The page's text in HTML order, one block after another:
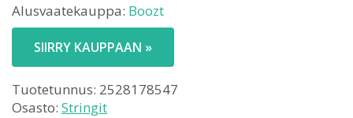
Alusvaatekauppa: Boozt
SIIRRY KAUPPAAN »
Tuotetunnus: 2528178547
Osasto: Stringit